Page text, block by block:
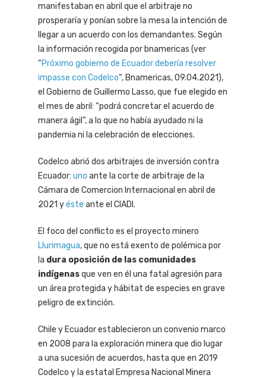
manifestaban en abril que el arbitraje no
prosperaría y ponían sobre la mesa la intención de
llegar a un acuerdo con los demandantes. Según
la información recogida por bnamericas (ver
“Próximo gobierno de Ecuador debería resolver
impasse con Codelco“, Bnamericas, 09.04.2021),
el Gobierno de Guillermo Lasso, que fue elegido en
el mes de abril: “podrá concretar el acuerdo de
manera ágil”, a lo que no había ayudado ni la
pandemia ni la celebración de elecciones.
Codelco abrió dos arbitrajes de inversión contra
Ecuador: uno ante la corte de arbitraje de la
Cámara de Comercion Internacional en abril de
2021 yéste ante el CIADI.
El foco del conflicto es el proyecto minero
Llurimagua, que no está exento de polémica por
la dura oposición de las comunidades
indígenasque ven en él una fatal agresión para
un área protegida y hábitat de especies en grave
peligro de extinción.
Chile y Ecuador establecieron un convenio marco
en 2008 para la exploración minera que dio lugar
a una sucesión de acuerdos, hasta que en 2019
Codelco y la estatal Empresa Nacional Minera